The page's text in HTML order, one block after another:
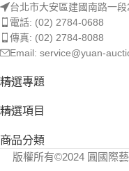
台北市大安區建國南路一
電話: (02) 2784-0688
傳真: (02) 2784-8088
Email: service@yuan-
精選專題
精選項目
商品分類
版權所有©2024 圓國際